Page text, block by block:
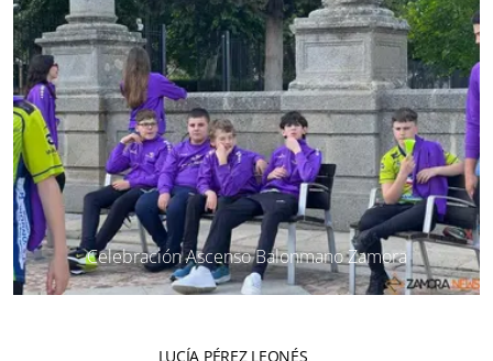
Celebración Ascenso Balonmano Zamora
LUCÍA PÉREZ LEONÉS